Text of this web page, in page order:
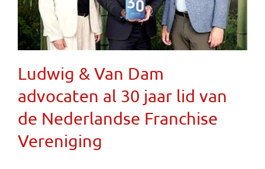
Ludwig & Van Dam
advocaten al 30 jaar lid van
de Nederlandse Franchise
Vereniging